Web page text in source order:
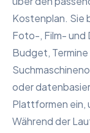
Kostenplan. Sie
Foto-, Film- und
Budget,
oder
Plattformen ein,
Während der